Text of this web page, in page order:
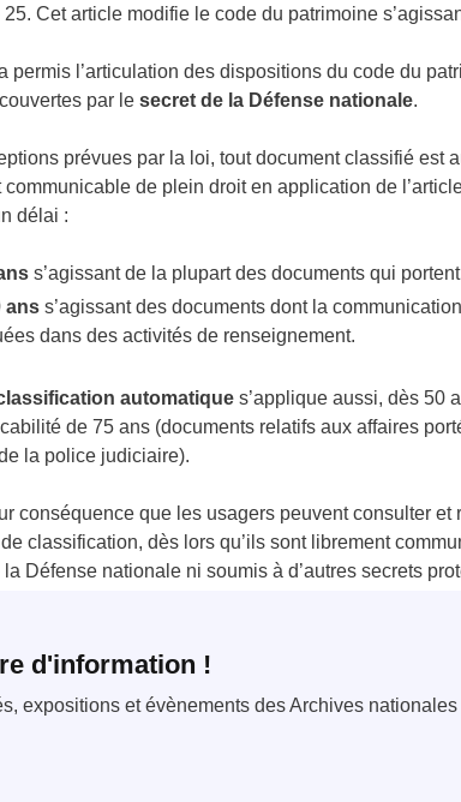
Cet article modifie le code du patrimoine
permis l’articulation des dispositions du code du
par le secret de la Défense nationale.
prévues par la loi, tout document classifié est
communicable de plein droit en application de
délai :
s’agissant de la plupart des documents qui
ans s’agissant des documents dont la
dans des activités de renseignement.
automatique s’applique aussi, dès 50
de 75 ans (documents relatifs aux affaires
la police judiciaire).
conséquence que les usagers peuvent consulter
classification, dès lors qu’ils sont librement
Défense nationale ni soumis à d’autres secrets
d'information !
expositions et évènements des Archives nationales